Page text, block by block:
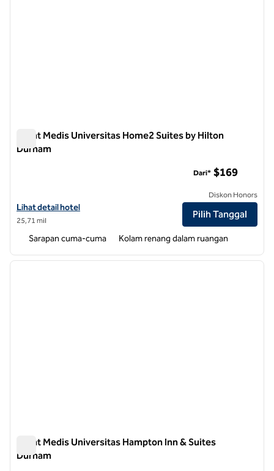
Pusat Medis Universitas Home2 Suites by Hilton
Durham
Lihat detail hotel untuk Home2 Suites by Hilton Durham University
Lihat detail hotel
25,71 mil
Dari* $169
Diskon Honors
Pilih Tanggal
Sarapan cuma-cuma Kolam renang dalam ruangan
1 dari 12
Pusat Medis Universitas Hampton Inn & Suites
Durham